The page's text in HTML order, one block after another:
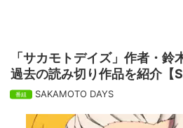
「サカモトデイズ」作者・鈴
過去の読み切り作品を紹介【
SAKAMOTO DAYS